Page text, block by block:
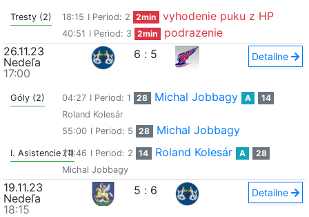
Tresty (2) 18:15 I Period: 2 2min vyhodenie puku z HP
40:51 I Period: 3 2min
podrazenie
26.11.23
Nedeľa
17:00
6 : 5 Detailne
Góly (2) 04:27 I Period: 1 28 Michal Jobbagy A
14
Roland Kolesár
55:00 I Period: 5 28 Michal Jobbagy
I. Asistencie (1)24:46 I Period: 2 14 Roland Kolesár A
28
Michal Jobbagy
19.11.23
Nedeľa
18:15
5 : 6 Detailne